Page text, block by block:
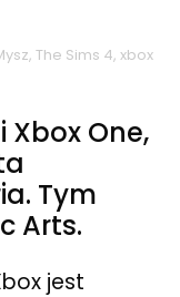
, The Sims 4, xbox
Xbox One,
Tym
Arts.
jest